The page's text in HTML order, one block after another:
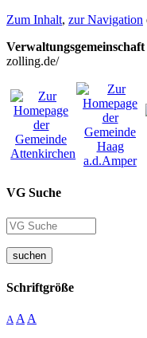
Zum Inhalt, zur Navigation
zolling.de/
VG Suche
suchen
Schriftgröße
A A A